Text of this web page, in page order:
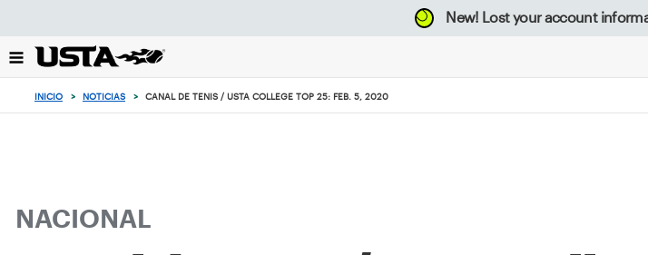
el
botón
New! Lost your account
INICIO > NOTICIAS > CANAL DE TENIS / USTA COLLEGE TOP 25: FEB. 5, 2020
NACIONAL